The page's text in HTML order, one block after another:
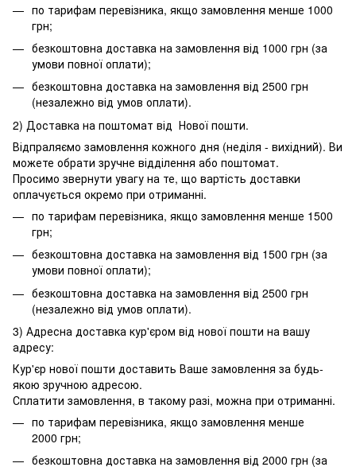
по тарифам перевізника, якщо замовлення менше 1000
грн;
безкоштовна доставка на замовлення від 1000 грн (за
умови повної оплати);
безкоштовна доставка на замовлення від 2500 грн
(незалежно від умов оплати).
2) Доставка на поштомат від Нової пошти.
Відпраляємо замовлення кожного дня (неділя - вихідний). Ви
можете обрати зручне відділення або поштомат.
Просимо звернути увагу на те, що вартість доставки
оплачується окремо при отриманні.
по тарифам перевізника, якщо замовлення менше 1500
грн;
безкоштовна доставка на замовлення від 1500 грн (за
умови повної оплати);
безкоштовна доставка на замовлення від 2500 грн
(незалежно від умов оплати).
3) Адресна доставка кур'єром від нової пошти на вашу
адресу:
Кур'єр нової пошти доставить Ваше замовлення за будь-
якою зручною адресою.
Сплатити замовлення, в такому разі, можна при отриманні.
по тарифам перевізника, якщо замовлення менше
2000 грн;
безкоштовна доставка на замовлення від 2000 грн (за